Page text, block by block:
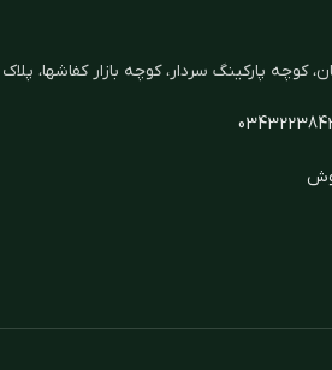
کوچه پارکینگ سردار، کوچه بازار کفاشها، پلاک